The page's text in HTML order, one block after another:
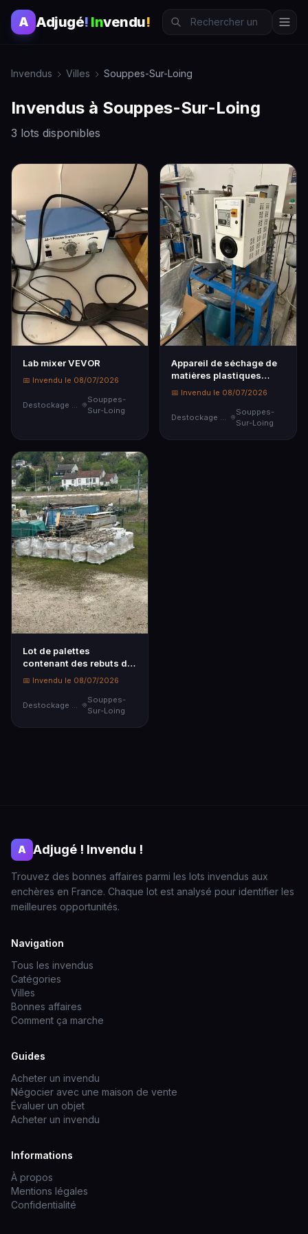
A Adjugé! Invendu!
Invendus Villes Souppes-Sur-Loing
Invendus à Souppes-Sur-Loing
3 lots disponibles
Lab mixer VEVOR
📅 Invendu le 08/07/2026
Destockage & Invendus
Souppes-
Sur-Loing
Appareil de séchage de
matières plastiques
grand modèle
📅 Invendu le 08/07/2026
Destockage & Invendus
Souppes-
Sur-Loing
Lot de palettes
contenant des rebuts de
plastiques
📅 Invendu le 08/07/2026
Destockage & Invendus
Souppes-
Sur-Loing
A Adjugé ! Invendu !
Trouvez des bonnes affaires parmi les lots invendus aux
enchères en France. Chaque lot est analysé pour identifier les
meilleures opportunités.
Navigation
Tous les invendus
Catégories
Villes
Bonnes affaires
Comment ça marche
Guides
Acheter un invendu
Négocier avec une maison de vente
Évaluer un objet
Acheter un invendu
Informations
À propos
Mentions légales
Confidentialité